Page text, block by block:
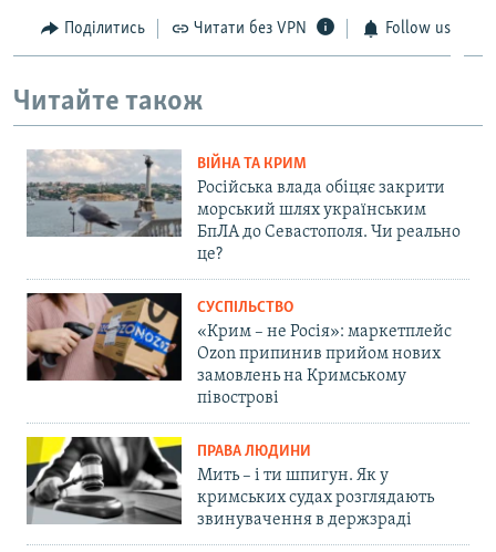
Поділитись Читати без VPN Follow us
Читайте також
ВІЙНА ТА КРИМ
Російська влада обіцяє закрити
морський шлях українським
БпЛА до Севастополя. Чи реально
це?
СУСПІЛЬСТВО
«Крим – не Росія»: маркетплейс
Ozon припинив прийом нових
замовлень на Кримському
півострові
ПРАВА ЛЮДИНИ
Мить – і ти шпигун. Як у
кримських судах розглядають
звинувачення в держзраді